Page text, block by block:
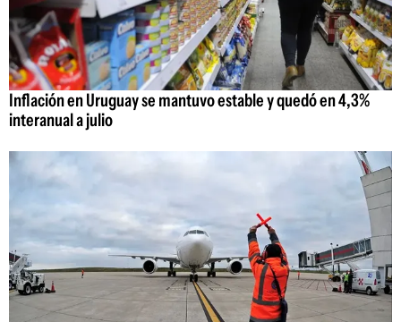
Inflación en Uruguay se mantuvo estable y quedó en 4,3%
interanual a julio